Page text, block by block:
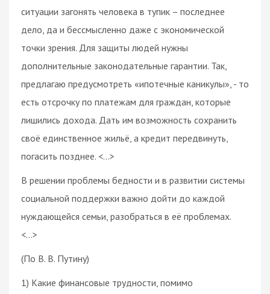
ситуации загонять человека в тупик – последнее
дело, да и бессмысленно даже с экономической
точки зрения. Для защиты людей нужны
дополнительные законодательные гарантии. Так,
предлагаю предусмотреть «ипотечные каникулы», - то
есть отсрочку по платежам для граждан, которые
лишились дохода. Дать им возможность сохранить
своё единственное жильё, а кредит передвинуть,
погасить позднее. <...>
В решении проблемы бедности и в развитии системы
социальной поддержки важно дойти до каждой
нуждающейся семьи, разобраться в её проблемах.
<...>
(По В. В. Путину)
1) Какие финансовые трудности, помимо